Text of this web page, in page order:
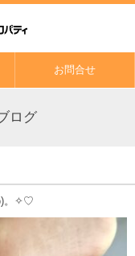
お問合せ
ログ
。✧♡